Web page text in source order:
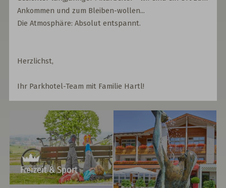
Ankommen und zum Bleiben-wollen...
Die Atmosphäre: Absolut entspannt.
Herzlichst,
Ihr Parkhotel-Team mit Familie Hartl!
Freizeit & Sport